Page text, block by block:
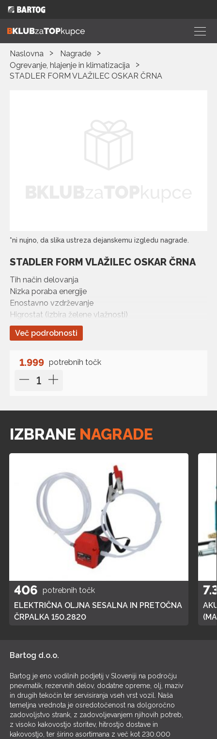
Naslovna
Nagrade
Ogrevanje, hlajenje in klimatizacija
STADLER FORM VLAŽILEC OSKAR ČRNA
*ni nujno, da slika ustreza dejanskemu izgledu nagrade.
STADLER FORM VLAŽILEC OSKAR ČRNA
Tih način delovanja
Nizka poraba energije
Enostavno vzdrževanje
Higrostat (izbira želene vlažnosti)
Nočni način delovanja (zatemnjene LED luči)
Primerno za uporabo dišav
bakterij
Primerno za uporabo z vodo iz sistemov za
odstranjevanje vodnega kamna in za vse stopnje
Več podrobnosti
1.999 potrebnih točk
IZBRANE NAGRADE
406 potrebnih točk
ELEKTRIČNA OLJNA SESALNA IN PRETOČNA
ČRPALKA 150.2820
Bartog d.o.o.
Bartog je eno vodilnih podjetij v Sloveniji na področju
pnevmatik, rezervnih delov, dodatne opreme, olj, maziv
in drugih tekočin ter servisiranja vseh vrst vozil. Naša
temeljna vrednota je osredotočenost na dolgoročno
zadovoljstvo strank, z zadovoljevanjem njihovih potreb,
z visoko kakovostjo storitev, hitrostjo dostave in
kakovostjo, ter širino asortimana z več kot 230.000